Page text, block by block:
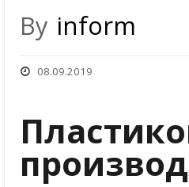
By inform
08.09.2019